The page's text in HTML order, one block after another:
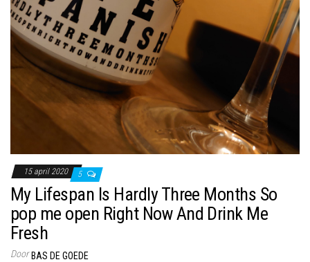
15 april 2020 5
My Lifespan Is Hardly Three Months So
pop me open Right Now And Drink Me
Fresh
Door BAS DE GOEDE